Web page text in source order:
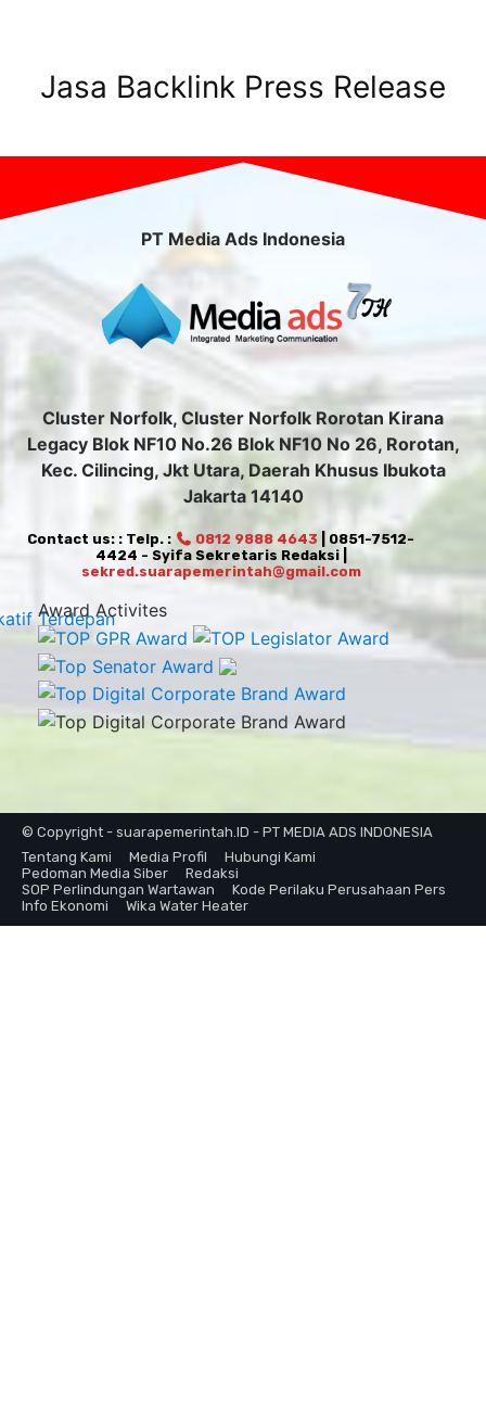
Jasa Backlink Press Release
PT Media Ads Indonesia
Cluster Norfolk, Cluster Norfolk Rorotan Kirana
Legacy Blok NF10 No.26 Blok NF10 No 26, Rorotan,
Kec. Cilincing, Jkt Utara, Daerah Khusus Ibukota
Jakarta 14140
Contact us: : Telp. : 0812 9888 4643 | 0851-7512-
4424 - Syifa Sekretaris Redaksi |
sekred.suarapemerintah@gmail.com
Award Activites
© Copyright - suarapemerintah.ID - PT MEDIA ADS INDONESIA
Tentang Kami
Media Profil
Hubungi Kami
Pedoman Media Siber
Redaksi
SOP Perlindungan Wartawan
Kode Perilaku Perusahaan Pers
Info Ekonomi
Wika Water Heater